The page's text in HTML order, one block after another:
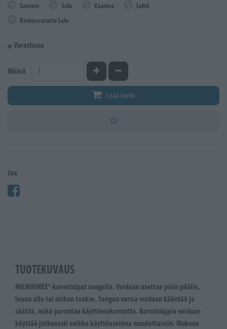
Somero Salo Kaarina
Lahti
Keskusvarasto Salo
Varastossa
Määrä Kasvata määrääVähennä määrää
Lisää koriin
Jaa
TUOTEKUVAUS
MILWAUKEE®-korvatulpat sangalla. Voidaan asettaa pään päälle,
leuan alle tai niskan taakse. Sangan varsia voidaan kääntää ja
säätää, mikä parantaa käyttömukavuutta. Korvatulppia voidaan
käyttää jatkuvasti vaikka käyttöasentoa muutettaisiin. Mukana